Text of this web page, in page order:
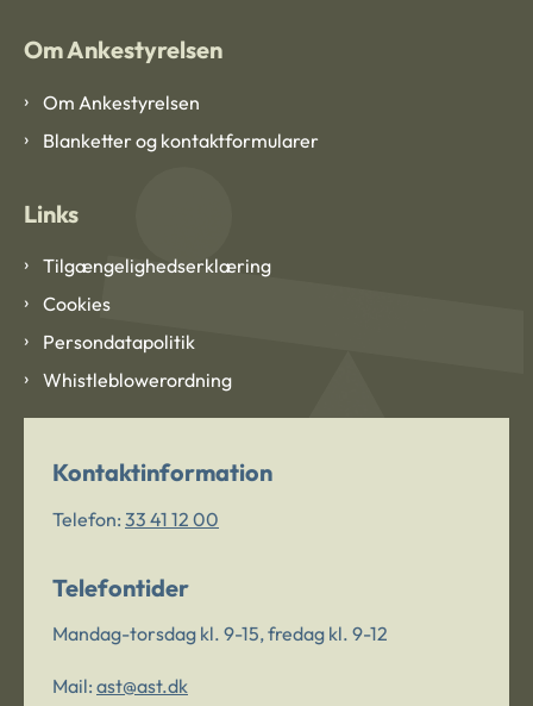
Om Ankestyrelsen
Om Ankestyrelsen
Blanketter og kontaktformularer
Links
Tilgængelighedserklæring
Cookies
Persondatapolitik
Whistleblowerordning
Kontaktinformation
Telefon: 33 41 12 00
Telefontider
Mandag-torsdag kl. 9-15, fredag kl. 9-12
Mail: ast@ast.dk